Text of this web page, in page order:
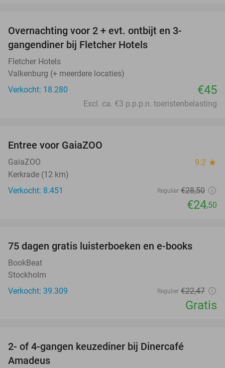
Overnachting voor 2 + evt. ontbijt en 3-
gangendiner bij Fletcher Hotels
Fletcher Hotels
Valkenburg (+ meerdere locaties)
Verkocht: 18.280
€45
Excl. ca. €3 p.p.p.n. toeristenbelasting
Entree voor GaiaZOO
GaiaZOO 9.2 star
Kerkrade (12 km)
Verkocht: 8.451
Regulier €28,50
€24,50
75 dagen gratis luisterboeken en e-books
BookBeat
Stockholm
Verkocht: 39.309
Regulier €22,47
Gratis
2- of 4-gangen keuzediner bij Dinercafé
Amadeus